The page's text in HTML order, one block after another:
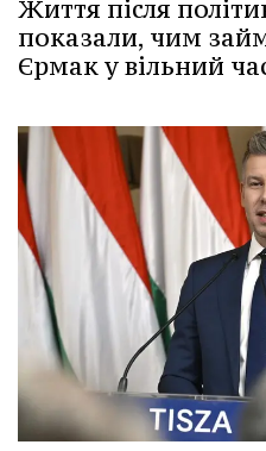
Життя після
показали, чим
Єрмак у вільний